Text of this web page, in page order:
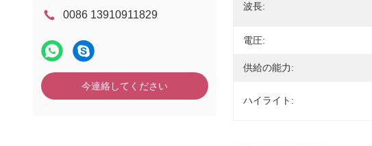
0086 13910911829
今連絡してください
波長:
電圧:
供給の能力:
ハイライト: